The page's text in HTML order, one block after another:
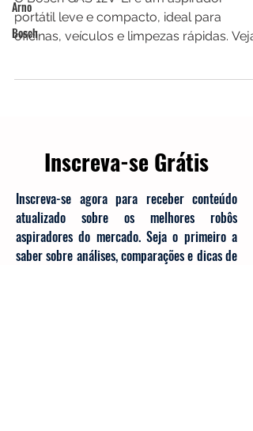
Arno
Bosch
O Bosch GAS 12V-LI é um aspirador
portátil leve e compacto, ideal para
nossa análise completa e descubra se ele
Inscreva-se Grátis
Inscreva-se agora para receber conteúdo
atualizado sobre os melhores robôs
aspiradores do mercado. Seja o primeiro a